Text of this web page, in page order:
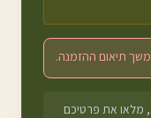
תיאום ההזמנה.
מלאו את פרטיכם